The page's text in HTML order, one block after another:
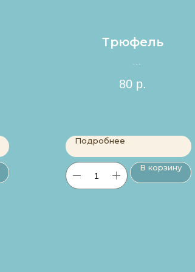
Трюфель
80 р.
Подробнее
В корзину